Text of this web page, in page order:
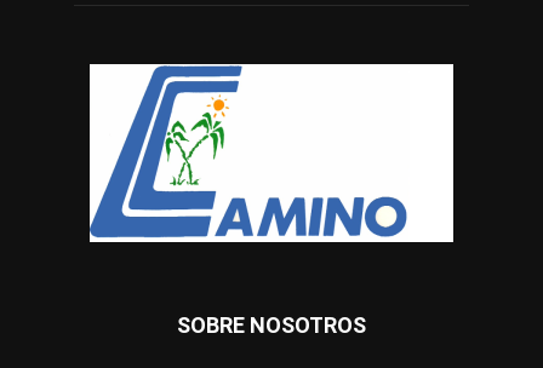
SOBRE NOSOTROS